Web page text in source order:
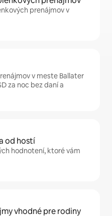
prenájmov v
v meste Ballater
za noc bez daní a
od hostí
hodnotení, ktoré vám
vhodné pre rodiny